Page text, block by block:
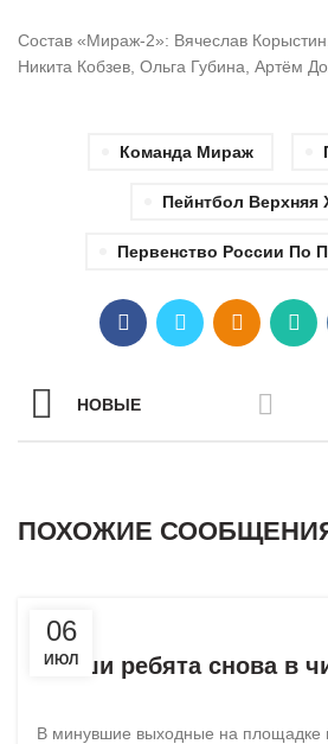
Состав «Мираж-2»: Вячеслав
Никита Кобзев, Ольга Губина, Артём
Команда Мираж
Пейнтбол Верхняя
Первенство России По
НОВЫЕ
ПОХОЖИЕ
06
ИЮЛ
ДОПРИЗЫВНАЯ ПОДГОТОВКА
Наши ребята снова в
В минувшие выходные на площадке